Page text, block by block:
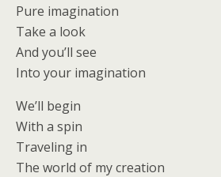
Pure imagination
Take a look
And you’ll see
Into your imagination
We’ll begin
With a spin
Traveling in
The world of my creation